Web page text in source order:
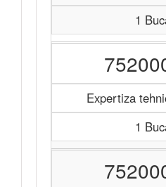
1
Expertiza
1